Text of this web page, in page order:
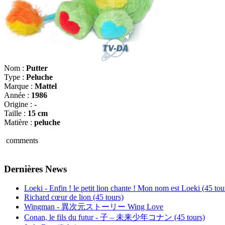
Nom : Putter
Type : Peluche
Marque : Mattel
Année : 1986
Origine : -
Taille : 15 cm
Matière : peluche
comments
Dernières News
Loeki - Enfin ! le petit lion chante ! Mon nom est Loeki (45
Richard cœur de lion (45 tours)
Wingman - 異次元ストーリー Wing Love
Conan, le fils du futur - 子 – 未来少年コナン (45 tours)